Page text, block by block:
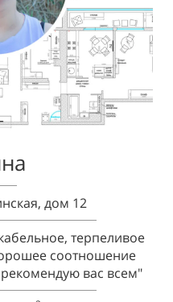
дом 12
терпеливое
соотношение
вас всем"